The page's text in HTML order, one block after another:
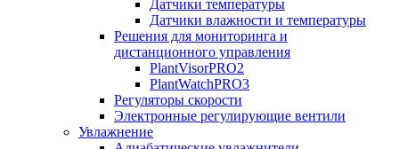
Датчики температуры
Датчики влажности и температуры
Решения для мониторинга и
дистанционного управления
PlantVisorPRO2
PlantWatchPRO3
Регуляторы скорости
Электронные регулирующие вентили
Увлажнение